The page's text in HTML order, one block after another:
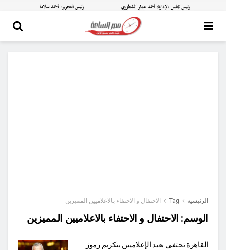
الرئيسية Tag الاحتفال و الاحتفاء بالاعلاميين المميزين
الوسم: الاحتفال و الاحتفاء بالاعلاميين المميزين
القاهرة تحتفي بعيد الإعلاميين بتكريم رموز